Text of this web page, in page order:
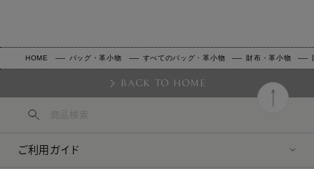
HOME バッグ・革小物 すべてのバッグ・革小物 財布・革小物
BACK TO HOME
ご利用ガイド